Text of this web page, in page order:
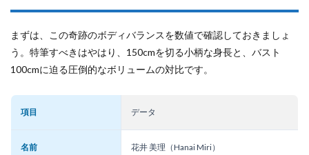
まずは、この奇跡のボディバランスを数値で確認しておきましょ
う。特筆すべきはやはり、150cmを切る小柄な身長と、バスト
100cmに迫る圧倒的なボリュームの対比です。
項目 データ
名前 花井 美理（Hanai Miri）